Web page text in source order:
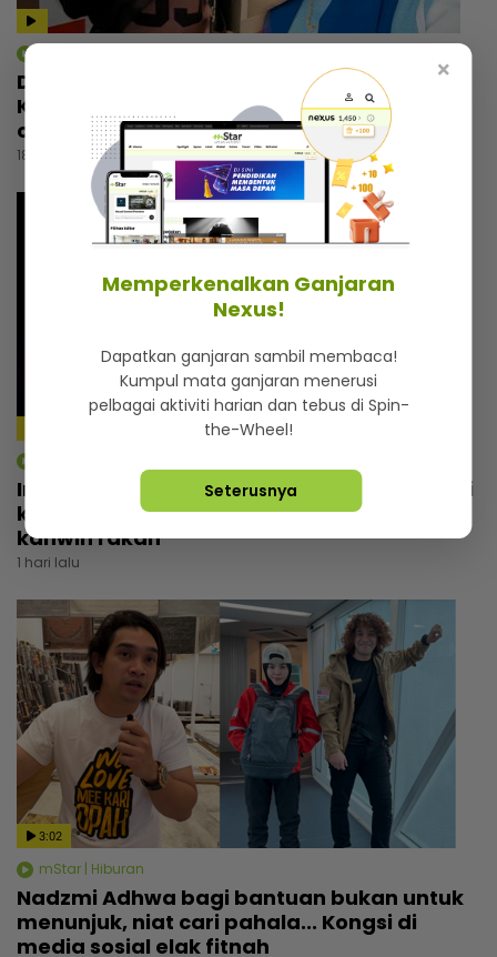
Dikecam kerana status ibu tunggal, Ayu
Kepoh pilih abaikan... “Kadang-kadang
orang cakap patutlah bercerai”
18 jam lalu
Intan Serah memilih calon suami, cari lelaki
kaya dan kacak... Trauma pengalaman
kahwin rakan
1 hari lalu
3:02
mStar | Hiburan
Nadzmi Adhwa bagi bantuan bukan untuk
menunjuk, niat cari pahala... Kongsi di
media sosial elak fitnah
×
Memperkenalkan Ganjaran
Nexus!
Dapatkan ganjaran sambil membaca!
Kumpul mata ganjaran menerusi
pelbagai aktiviti harian dan tebus di Spin-
the-Wheel!
Seterusnya